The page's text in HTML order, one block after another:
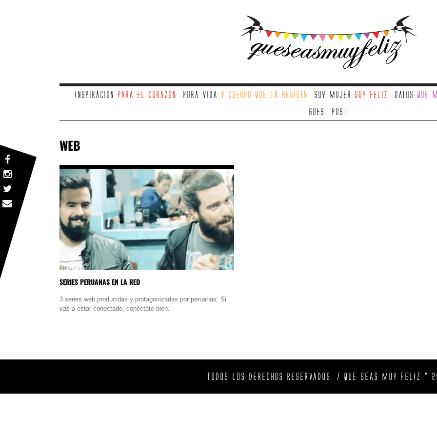
Inspiración para el corazón Pura vida y cuerpo que la resista Soy mujer soy feliz Datos que
Guest Post
WEB
SERIES PERUANAS EN LA RED
3 series web producidas y protagonizadas por peruanas. Si
vas a estar conectado, conéctate bien.
TODOS LOS DERECHOS RESERVADOS. / QUE SEAS MUY FELIZ ©